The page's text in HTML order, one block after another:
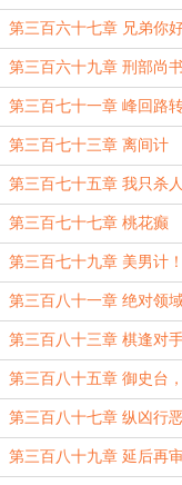
第三百六十七章 兄弟你
第三百六十九章 刑部尚
第三百七十一章 峰回路
第三百七十三章 离间计
第三百七十五章 我只杀
人！
第三百七十七章 桃花癫
第三百七十九章 美男计
第三百八十一章 绝对领
第三百八十三章 棋逢对
第三百八十五章 御史台
友？
第三百八十七章 纵凶行
堂！
第三百八十九章 延后再